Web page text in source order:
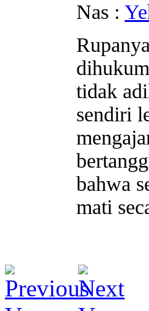
Nas :
tidak
sendiri
bahwa
mati